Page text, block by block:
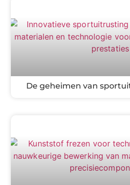
De geheimen van